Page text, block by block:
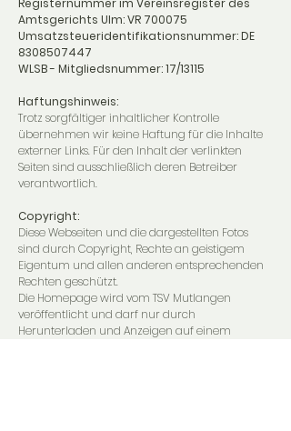
Registernummer im Vereinsregister des
Amtsgerichts Ulm: VR 700075
Umsatzsteueridentifikationsnummer: DE
8308507447
WLSB - Mitgliedsnummer: 17/13115
Haftungshinweis:
Trotz sorgfältiger inhaltlicher Kontrolle
übernehmen wir keine Haftung für die Inhalte
externer Links. Für den Inhalt der verlinkten
Seiten sind ausschließlich deren Betreiber
verantwortlich.
Copyright:
Diese Webseiten und die dargestellten Fotos
sind durch Copyright, Rechte an geistigem
Eigentum und allen anderen entsprechenden
Rechten geschützt.
Die Homepage wird vom TSV Mutlangen
veröffentlicht und darf nur durch
Herunterladen und Anzeigen auf einem